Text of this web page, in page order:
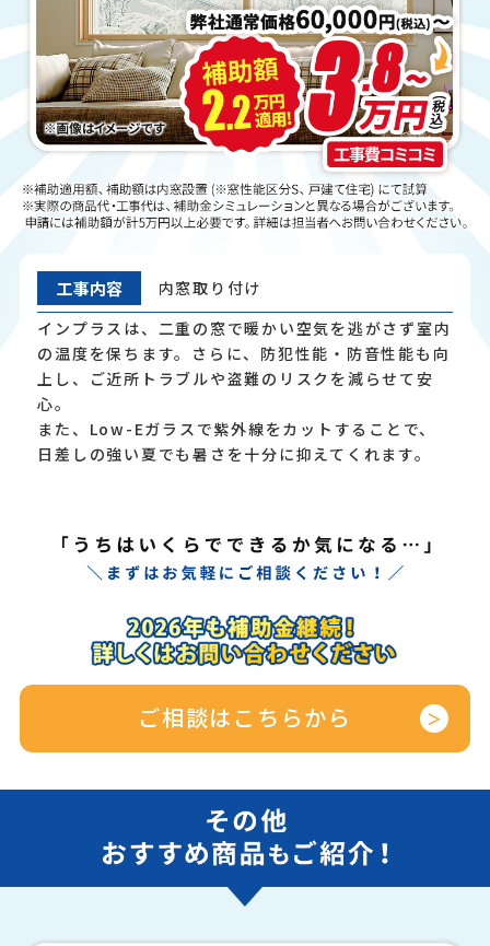
工事内容
内窓取り付け
インプラスは、二重の窓で暖かい空気を逃がさず室内
の温度を保ちます。さらに、防犯性能・防音性能も向
上し、ご近所トラブルや盗難のリスクを減らせて安
心。
また、Low-Eガラスで紫外線をカットすることで、
日差しの強い夏でも暑さを十分に抑えてくれます。
ご相談はこちらから